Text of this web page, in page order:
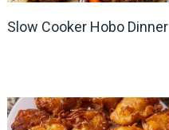
Slow Cooker Hobo Dinner